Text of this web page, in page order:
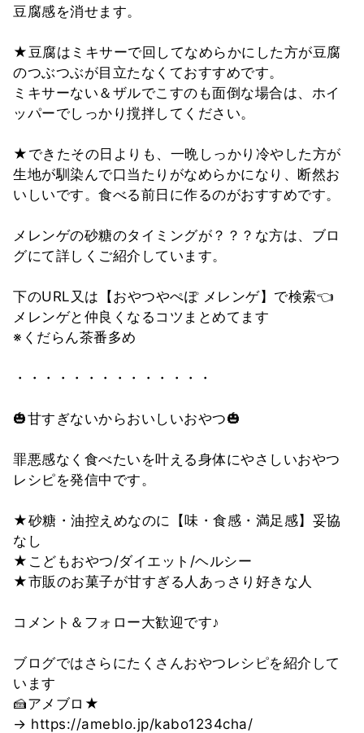
豆腐感を消せます。
★豆腐はミキサーで回してなめらかにした方が豆腐
のつぶつぶが目立たなくておすすめです。
ミキサーない＆ザルでこすのも面倒な場合は、ホイ
ッパーでしっかり撹拌してください。
★できたその日よりも、一晩しっかり冷やした方が
生地が馴染んで口当たりがなめらかになり、断然お
いしいです。食べる前日に作るのがおすすめです。
メレンゲの砂糖のタイミングが？？？な方は、ブロ
グにて詳しくご紹介しています。
下のURL又は【おやつやぺぽ メレンゲ】で検索👈
メレンゲと仲良くなるコツまとめてます
※くだらん茶番多め
・・・・・・・・・・・・・・
🎃甘すぎないからおいしいおやつ🎃
罪悪感なく食べたいを叶える身体にやさしいおやつ
レシピを発信中です。
★砂糖・油控えめなのに【味・食感・満足感】妥協
なし
★こどもおやつ/ダイエット/ヘルシー
★市販のお菓子が甘すぎる人あっさり好きな人
コメント＆フォロー大歓迎です♪
ブログではさらにたくさんおやつレシピを紹介して
います
🍰アメブロ★
→ https://ameblo.jp/kabo1234cha/